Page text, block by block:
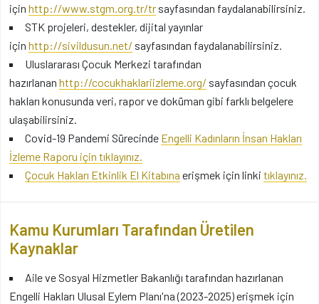
için http://www.stgm.org.tr/tr sayfasından faydalanabilirsiniz.
STK projeleri, destekler, dijital yayınlar
için http://sivildusun.net/ sayfasından faydalanabilirsiniz.
Uluslararası Çocuk Merkezi tarafından
hazırlanan http://cocukhaklariizleme.org/ sayfasından çocuk
hakları konusunda veri, rapor ve doküman gibi farklı belgelere
ulaşabilirsiniz.
Covid-19 Pandemi Sürecinde Engelli Kadınların İnsan Hakları
İzleme Raporu için tıklayınız.
Çocuk Hakları Etkinlik El Kitabına erişmek için linki tıklayınız.
Kamu Kurumları Tarafından Üretilen
Kaynaklar
Aile ve Sosyal Hizmetler Bakanlığı tarafından hazırlanan
Engelli Hakları Ulusal Eylem Planı'na (2023-2025) erişmek için